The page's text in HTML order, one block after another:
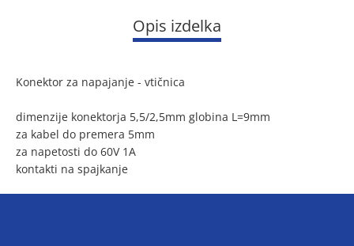
Opis izdelka
Konektor za napajanje - vtičnica
dimenzije konektorja 5,5/2,5mm globina L=9mm
za kabel do premera 5mm
za napetosti do 60V 1A
kontakti na spajkanje